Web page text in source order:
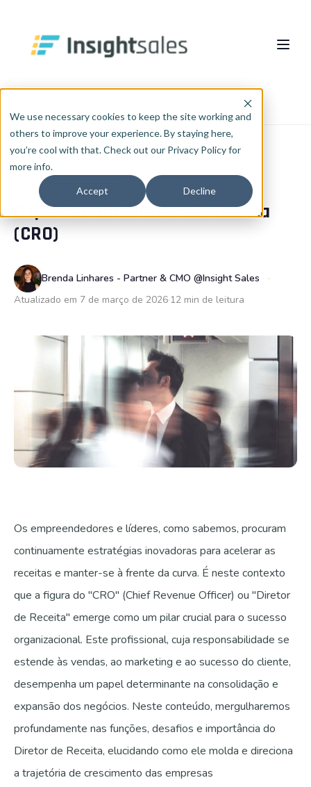
We use necessary cookies to keep the site working and
others to improve your experience. By staying here,
you’re cool with that. Check out our Privacy Policy for
more info.
Accept Decline
O Que Fazemos
Implementação HubSpot
RevOps
Consultoria de Dados e IA
Integrações
HubSpot WhiteLabel
Insights
Cases
Blog
InsightCast
PT
🇧🇷 Português
🇪🇸 Español
Fale com a gente
EMPREENDEDORISMO
O que faz um Diretor de Receita
(CRO)
Brenda Linhares - Partner & CMO @Insight Sales
Atualizado em 7 de março de 2026 12 min de leitura
Os empreendedores e líderes, como sabemos, procuram
continuamente estratégias inovadoras para acelerar as
receitas e manter-se à frente da curva. É neste contexto
que a figura do "CRO" (Chief Revenue Officer) ou "Diretor
de Receita" emerge como um pilar crucial para o sucesso
organizacional. Este profissional, cuja responsabilidade se
estende às vendas, ao marketing e ao sucesso do cliente,
desempenha um papel determinante na consolidação e
expansão dos negócios. Neste conteúdo, mergulharemos
profundamente nas funções, desafios e importância do
Diretor de Receita, elucidando como ele molda e direciona
a trajetória de crescimento das empresas